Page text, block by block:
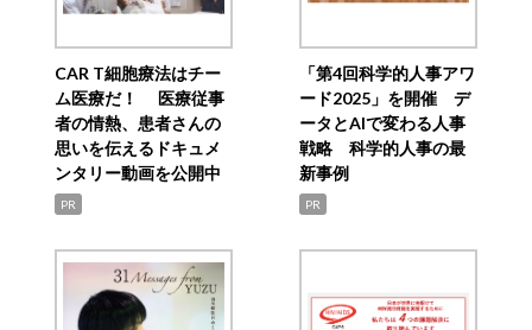
CAR T細胞療法はチー
ム医療だ！ 医療従事
者の情熱、患者さんの
思いを伝えるドキュメ
ンタリー動画を公開中
PR
「第4回科学的人事アワ
ード2025」を開催 デ
ータとAIで変わる人事
戦略 科学的人事の最
新事例
PR